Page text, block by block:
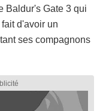
Baldur's Gate 3 qui
d'avoir un
ses compagnons